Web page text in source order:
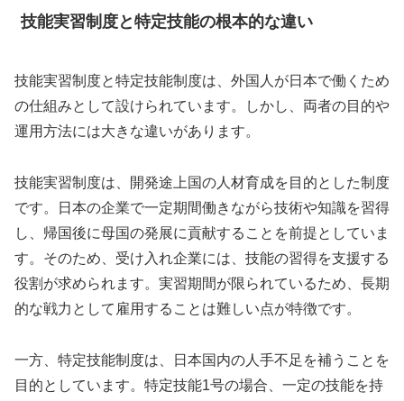
技能実習制度と特定技能の根本的な違い
技能実習制度と特定技能制度は、外国人が日本で働くため
の仕組みとして設けられています。しかし、両者の目的や
運用方法には大きな違いがあります。
技能実習制度は、開発途上国の人材育成を目的とした制度
です。日本の企業で一定期間働きながら技術や知識を習得
し、帰国後に母国の発展に貢献することを前提としていま
す。そのため、受け入れ企業には、技能の習得を支援する
役割が求められます。実習期間が限られているため、長期
的な戦力として雇用することは難しい点が特徴です。
一方、特定技能制度は、日本国内の人手不足を補うことを
目的としています。特定技能1号の場合、一定の技能を持